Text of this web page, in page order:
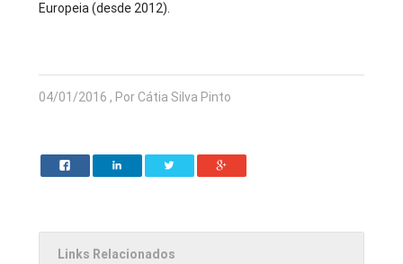
Europeia (desde 2012).
04/01/2016 , Por Cátia Silva Pinto
Links Relacionados